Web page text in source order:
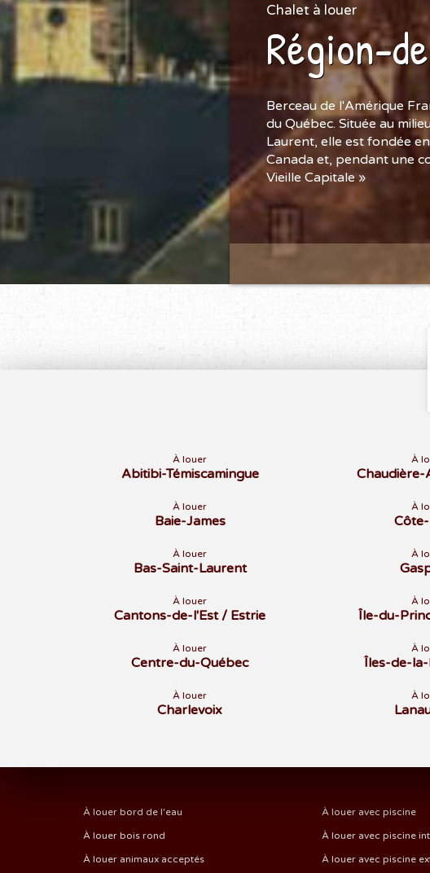
Chalet à louer
Région-
Berceau de l'Amérique
du Québec. Située au
Laurent, elle est fondée
Canada et, pendant une
Vieille Capitale »
À louer
Abitibi-Témiscamingue
À louer
Baie-James
À louer
Bas-Saint-Laurent
À louer
Cantons-de-l'Est / Estrie
À louer
Centre-du-Québec
À louer
Charlevoix
À
À
À
À
Île-du-
À
Îles-de-
À
À louer bord de l'eau
À louer bois rond
À louer animaux acceptés
À louer avec piscine
À louer avec piscine
À louer avec piscine